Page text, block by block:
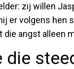
zij willen
er volgens hen
die angst alleen
die